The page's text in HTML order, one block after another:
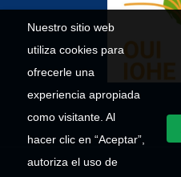
Nuestro sitio web
utiliza cookies para
ofrecerle una
experiencia apropiada
como visitante. Al
hacer clic en “Aceptar”,
autoriza el uso de